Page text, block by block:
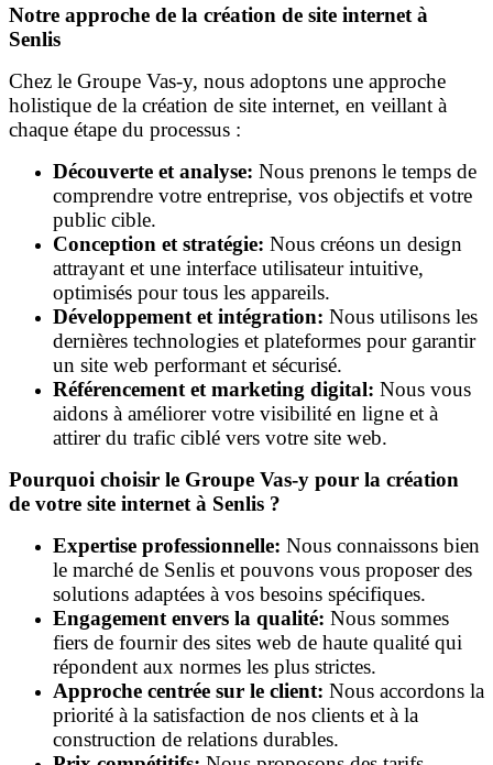
Notre approche de la création de site internet à
Senlis
Chez le Groupe Vas-y, nous adoptons une approche
holistique de la création de site internet, en veillant à
chaque étape du processus :
Découverte et analyse: Nous prenons le temps de
comprendre votre entreprise, vos objectifs et votre
public cible.
Conception et stratégie: Nous créons un design
attrayant et une interface utilisateur intuitive,
optimisés pour tous les appareils.
Développement et intégration: Nous utilisons les
dernières technologies et plateformes pour garantir
un site web performant et sécurisé.
Référencement et marketing digital: Nous vous
aidons à améliorer votre visibilité en ligne et à
attirer du trafic ciblé vers votre site web.
Pourquoi choisir le Groupe Vas-y pour la création
de votre site internet à Senlis ?
Expertise professionnelle: Nous connaissons bien
le marché de Senlis et pouvons vous proposer des
solutions adaptées à vos besoins spécifiques.
Engagement envers la qualité: Nous sommes
fiers de fournir des sites web de haute qualité qui
répondent aux normes les plus strictes.
Approche centrée sur le client: Nous accordons la
priorité à la satisfaction de nos clients et à la
construction de relations durables.